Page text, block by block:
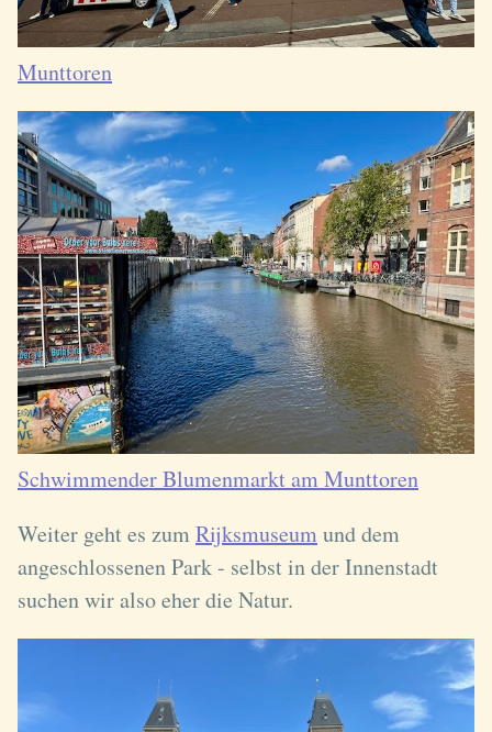
Munttoren
Schwimmender Blumenmarkt am Munttoren
Weiter geht es zumRijksmuseum und dem
angeschlossenen Park - selbst in der Innenstadt
suchen wir also eher die Natur.